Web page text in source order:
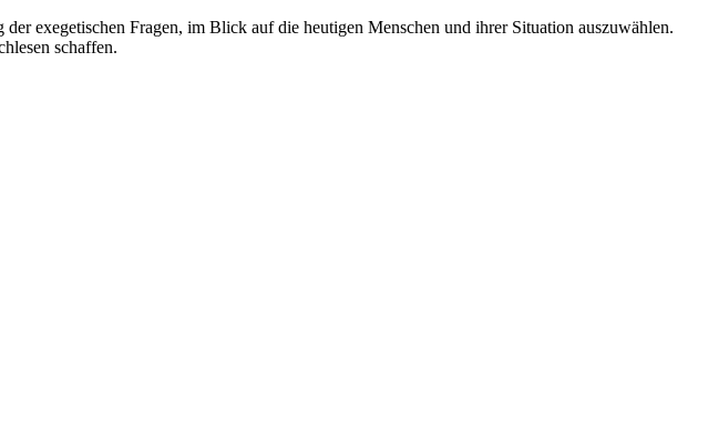
exegetischen Fragen, im Blick auf die heutigen Menschen und ihrer Situation auszuwählen.
schaffen.